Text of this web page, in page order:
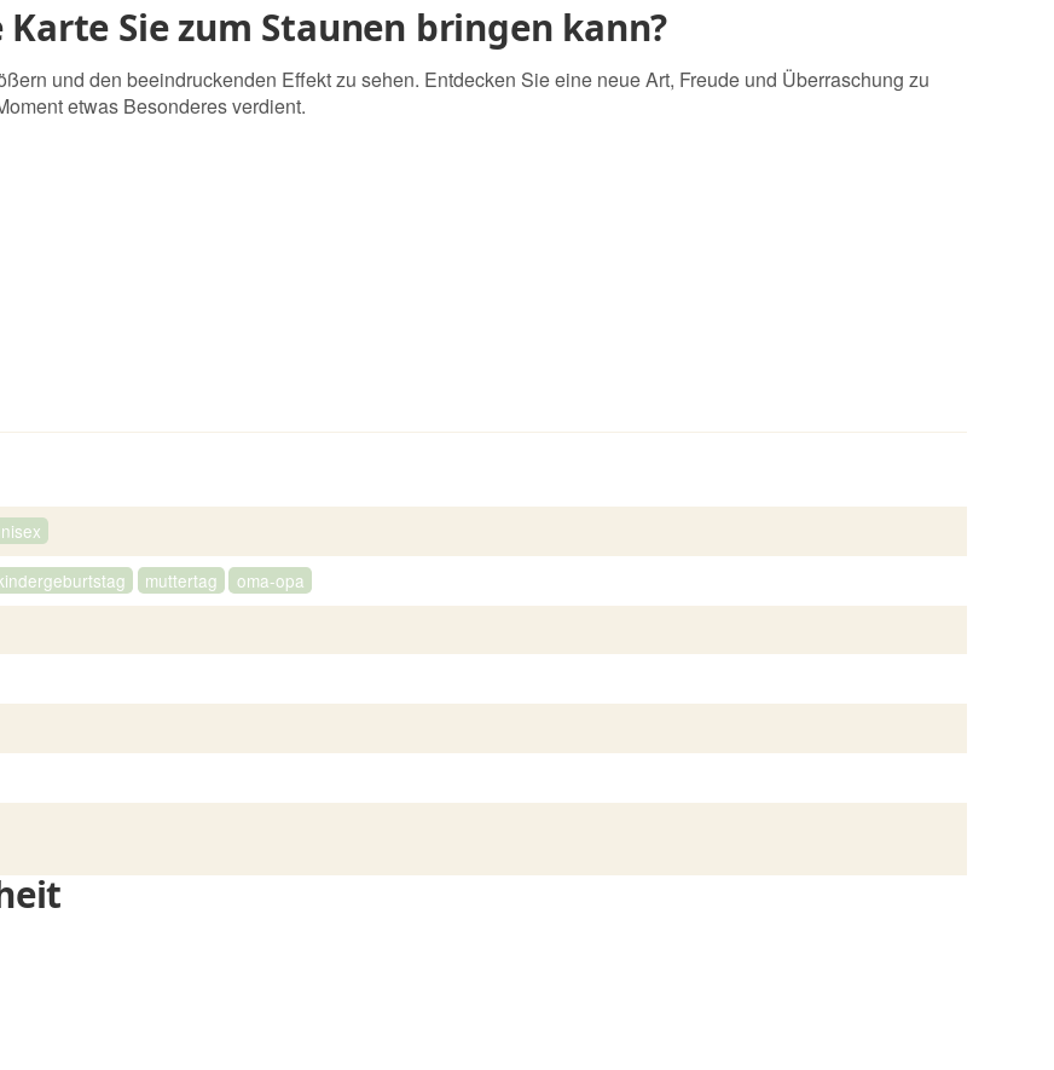
Sie zum Staunen bringen kann?
und den beeindruckenden Effekt zu sehen. Entdecken Sie eine neue Art, Freude und Überraschung zu
etwas Besonderes verdient.
muttertag oma-opa